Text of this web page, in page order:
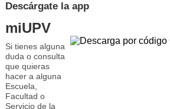
Descárgate la app
miUPV
Si tienes alguna
duda o consulta
que quieras
hacer a alguna
Escuela,
Facultad o
Servicio de la